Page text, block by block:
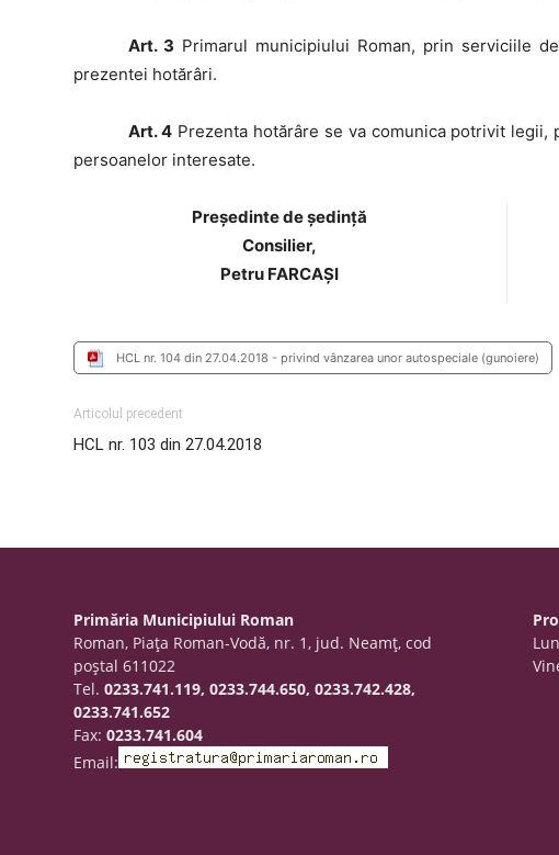
Art. 3 Primarul municipiului Roman, prin serviciile
prezentei hotărâri.
Art. 4 Prezenta hotărâre se va comunica potrivit
persoanelor interesate.
Preşedinte de şedinţă
Consilier,
Petru FARCAȘI
HCL nr. 104 din 27.04.2018 - privind vânzarea unor autospeciale (gunoiere)
Articolul precedent
HCL nr. 103 din 27.04.2018
Primăria Municipiului Roman
Roman, Piaţa Roman-Vodă, nr. 1, jud. Neamţ, cod
poştal 611022
Tel.0233.741.119, 0233.744.650, 0233.742.428,
0233.741.652
Fax:0233.741.604
Email: